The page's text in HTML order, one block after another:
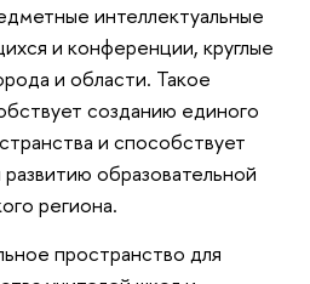
интеллектуальные
и конференции, круглые
и области. Такое
созданию единого
и способствует
образовательной
региона.
пространство для